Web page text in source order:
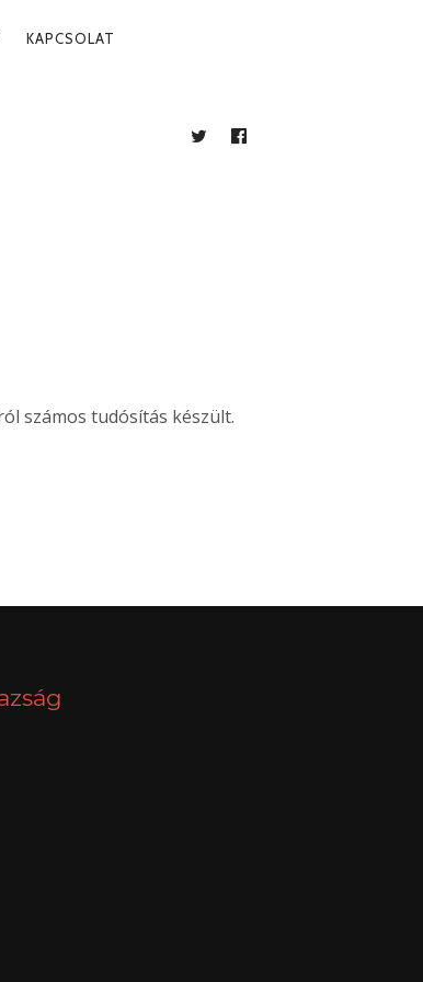
KAPCSOLAT
TWITTERFACEBOOK
számos tudósítás készült.